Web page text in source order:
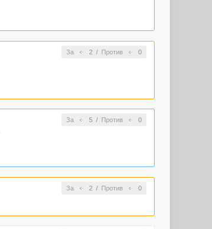
За 2/ Против 0
За 5/ Против 0
За 2/ Против 0